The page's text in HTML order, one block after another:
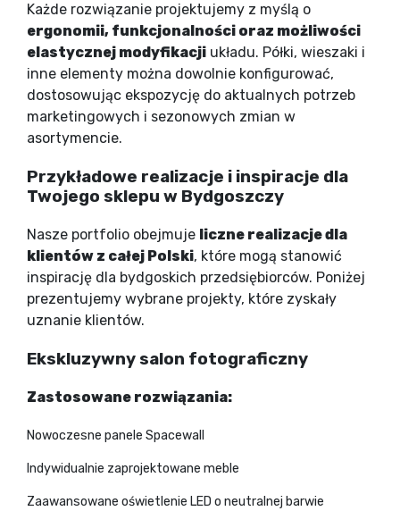
Każde rozwiązanie projektujemy z myślą o
ergonomii, funkcjonalności oraz możliwości
elastycznej modyfikacji układu. Półki, wieszaki i
inne elementy można dowolnie konfigurować,
dostosowując ekspozycję do aktualnych potrzeb
marketingowych i sezonowych zmian w
asortymencie.
Przykładowe realizacje i inspiracje dla
Twojego sklepu w Bydgoszczy
Nasze portfolio obejmuje liczne realizacje dla
klientów z całej Polski, które mogą stanowić
inspirację dla bydgoskich przedsiębiorców. Poniżej
prezentujemy wybrane projekty, które zyskały
uznanie klientów.
Ekskluzywny salon fotograficzny
Zastosowane rozwiązania:
Nowoczesne panele Spacewall
Indywidualnie zaprojektowane meble
Zaawansowane oświetlenie LED o neutralnej barwie